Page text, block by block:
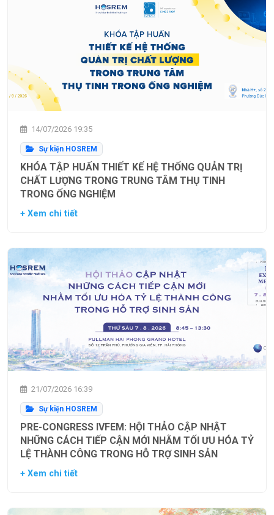
14/07/2026 19:35
Sự kiện HOSREM
KHÓA TẬP HUẤN THIẾT KẾ HỆ THỐNG QUẢN TRỊ
CHẤT LƯỢNG TRONG TRUNG TÂM THỤ TINH
TRONG ỐNG NGHIỆM
+ Xem chi tiết
21/07/2026 16:39
Sự kiện HOSREM
PRE-CONGRESS IVFEM: HỘI THẢO CẬP NHẬT
NHỮNG CÁCH TIẾP CẬN MỚI NHẰM TỐI ƯU HÓA TỶ
LỆ THÀNH CÔNG TRONG HỖ TRỢ SINH SẢN
+ Xem chi tiết